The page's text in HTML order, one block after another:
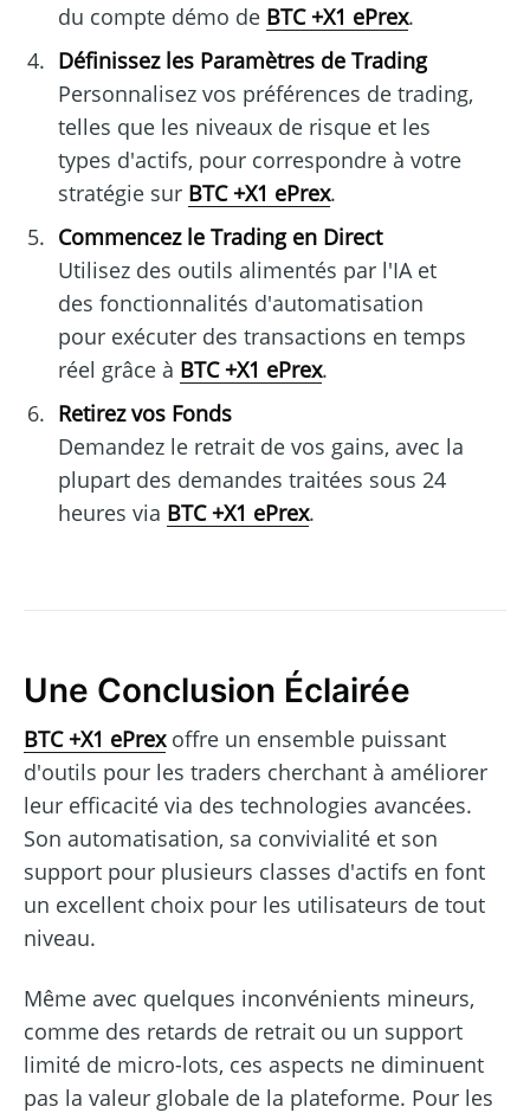
du compte démo de BTC +X1 ePrex.
Définissez les Paramètres de Trading
Personnalisez vos préférences de trading,
telles que les niveaux de risque et les
types d'actifs, pour correspondre à votre
stratégie sur BTC +X1 ePrex.
Commencez le Trading en Direct
Utilisez des outils alimentés par l'IA et
des fonctionnalités d'automatisation
pour exécuter des transactions en temps
réel grâce à BTC +X1 ePrex.
Retirez vos Fonds
Demandez le retrait de vos gains, avec la
plupart des demandes traitées sous 24
heures via BTC +X1 ePrex.
Une Conclusion Éclairée
BTC +X1 ePrexoffre un ensemble puissant
d'outils pour les traders cherchant à améliorer
leur efficacité via des technologies avancées.
Son automatisation, sa convivialité et son
support pour plusieurs classes d'actifs en font
un excellent choix pour les utilisateurs de tout
niveau.
Même avec quelques inconvénients mineurs,
comme des retards de retrait ou un support
limité de micro-lots, ces aspects ne diminuent
pas la valeur globale de la plateforme. Pour les